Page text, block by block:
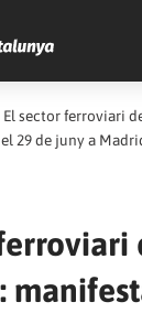
El sector ferroviari
29 de juny a